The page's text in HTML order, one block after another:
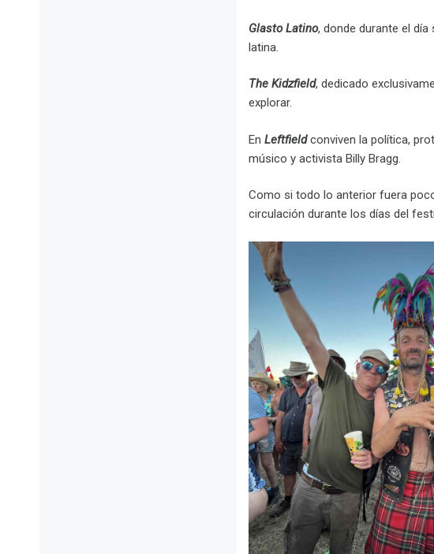
Glasto Latino, donde durante el
latina.
The Kidzfield, dedicado
explorar.
En Leftfieldconviven la política,
músico y activista Billy Bragg.
Como si todo lo anterior fuera
circulación durante los días del